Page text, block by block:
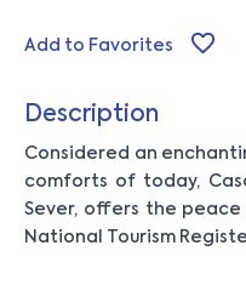
Add to Favorites
Description
Considered an
comforts of today,
Sever, offers the
National Tourism